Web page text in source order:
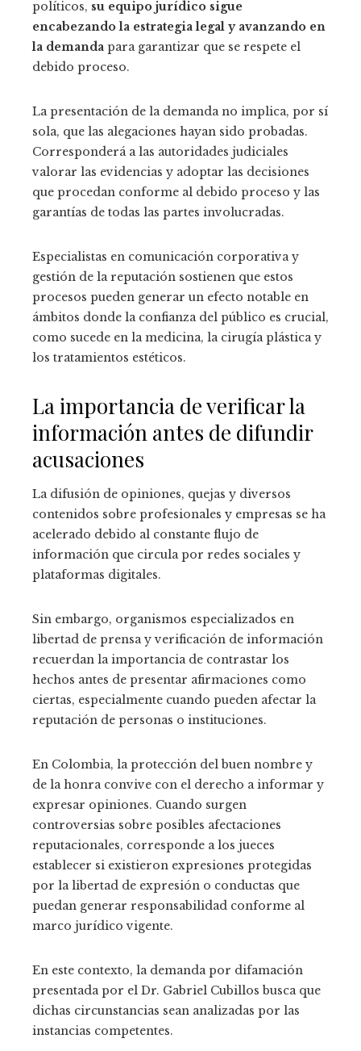
políticos, su equipo jurídico sigue
encabezando la estrategia legal y avanzando en
la demanda para garantizar que se respete el
debido proceso.
La presentación de la demanda no implica, por sí
sola, que las alegaciones hayan sido probadas.
Corresponderá a las autoridades judiciales
valorar las evidencias y adoptar las decisiones
que procedan conforme al debido proceso y las
garantías de todas las partes involucradas.
Especialistas en comunicación corporativa y
gestión de la reputación sostienen que estos
procesos pueden generar un efecto notable en
ámbitos donde la confianza del público es crucial,
como sucede en la medicina, la cirugía plástica y
los tratamientos estéticos.
La importancia de verificar la
información antes de difundir
acusaciones
La difusión de opiniones, quejas y diversos
contenidos sobre profesionales y empresas se ha
acelerado debido al constante flujo de
información que circula por redes sociales y
plataformas digitales.
Sin embargo, organismos especializados en
libertad de prensa y verificación de información
recuerdan la importancia de contrastar los
hechos antes de presentar afirmaciones como
ciertas, especialmente cuando pueden afectar la
reputación de personas o instituciones.
En Colombia, la protección del buen nombre y
de la honra convive con el derecho a informar y
expresar opiniones. Cuando surgen
controversias sobre posibles afectaciones
reputacionales, corresponde a los jueces
establecer si existieron expresiones protegidas
por la libertad de expresión o conductas que
puedan generar responsabilidad conforme al
marco jurídico vigente.
En este contexto, la demanda por difamación
presentada por el Dr. Gabriel Cubillos busca que
dichas circunstancias sean analizadas por las
instancias competentes.